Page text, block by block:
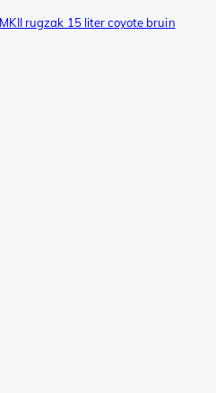
rugzak 15 liter coyote bruin